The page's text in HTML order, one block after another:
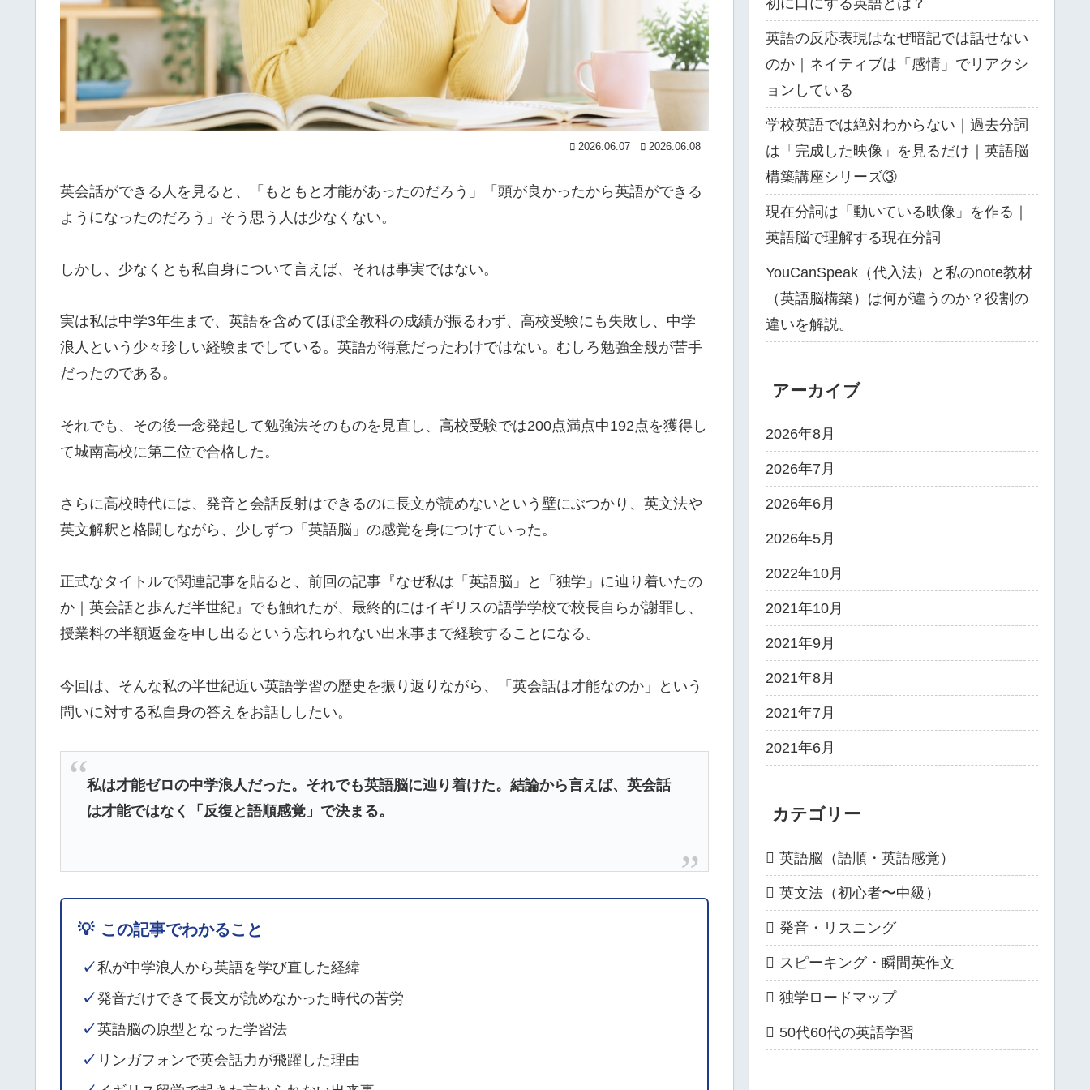
2026.06.07 2026.06.08
英会話ができる人を見ると、「もともと才能があったのだろう」「頭が良かったから英語ができる
ようになったのだろう」そう思う人は少なくない。
しかし、少なくとも私自身について言えば、それは事実ではない。
実は私は中学3年生まで、英語を含めてほぼ全教科の成績が振るわず、高校受験にも失敗し、中学
浪人という少々珍しい経験までしている。英語が得意だったわけではない。むしろ勉強全般が苦手
だったのである。
それでも、その後一念発起して勉強法そのものを見直し、高校受験では200点満点中192点を獲得し
て城南高校に第二位で合格した。
さらに高校時代には、発音と会話反射はできるのに長文が読めないという壁にぶつかり、英文法や
英文解釈と格闘しながら、少しずつ「英語脳」の感覚を身につけていった。
正式なタイトルで関連記事を貼ると、前回の記事『なぜ私は「英語脳」と「独学」に辿り着いたの
か｜英会話と歩んだ半世紀』でも触れたが、最終的にはイギリスの語学学校で校長自らが謝罪し、
授業料の半額返金を申し出るという忘れられない出来事まで経験することになる。
今回は、そんな私の半世紀近い英語学習の歴史を振り返りながら、「英会話は才能なのか」という
問いに対する私自身の答えをお話ししたい。
私は才能ゼロの中学浪人だった。それでも英語脳に辿り着けた。結論から言えば、英会話
は才能ではなく「反復と語順感覚」で決まる。
💡 この記事でわかること
✓私が中学浪人から英語を学び直した経緯
✓発音だけできて長文が読めなかった時代の苦労
✓英語脳の原型となった学習法
✓ リンガフォンで英会話力が飛躍した理由
英語の反応表現はなぜ暗記では話せない
のか｜ネイティブは「感情」でリアクシ
ョンしている
​学校英語では絶対わからない｜過去分詞
は「完成した映像」を見るだけ｜英語脳
構築講座シリーズ③
現在分詞は「動いている映像」を作る｜
英語脳で理解する現在分詞
YouCanSpeak（代入法）と私のnote教材
（英語脳構築）は何が違うのか？役割の
違いを解説。
アーカイブ
2026年8月
2026年7月
2026年6月
2026年5月
2022年10月
2021年10月
2021年9月
2021年8月
2021年7月
2021年6月
カテゴリー
英語脳（語順・英語感覚）
英文法（初心者〜中級）
発音・リスニング
スピーキング・瞬間英作文
独学ロードマップ
50代60代の英語学習